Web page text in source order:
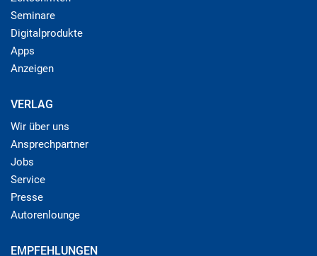
Seminare
Digitalprodukte
Apps
Anzeigen
VERLAG
Wir über uns
Ansprechpartner
Jobs
Service
Presse
Autorenlounge
EMPFEHLUNGEN